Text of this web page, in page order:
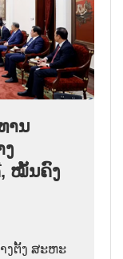
ານ
ໝັ້ນຄົງ
ງຕັ້ງ ສະຫະ